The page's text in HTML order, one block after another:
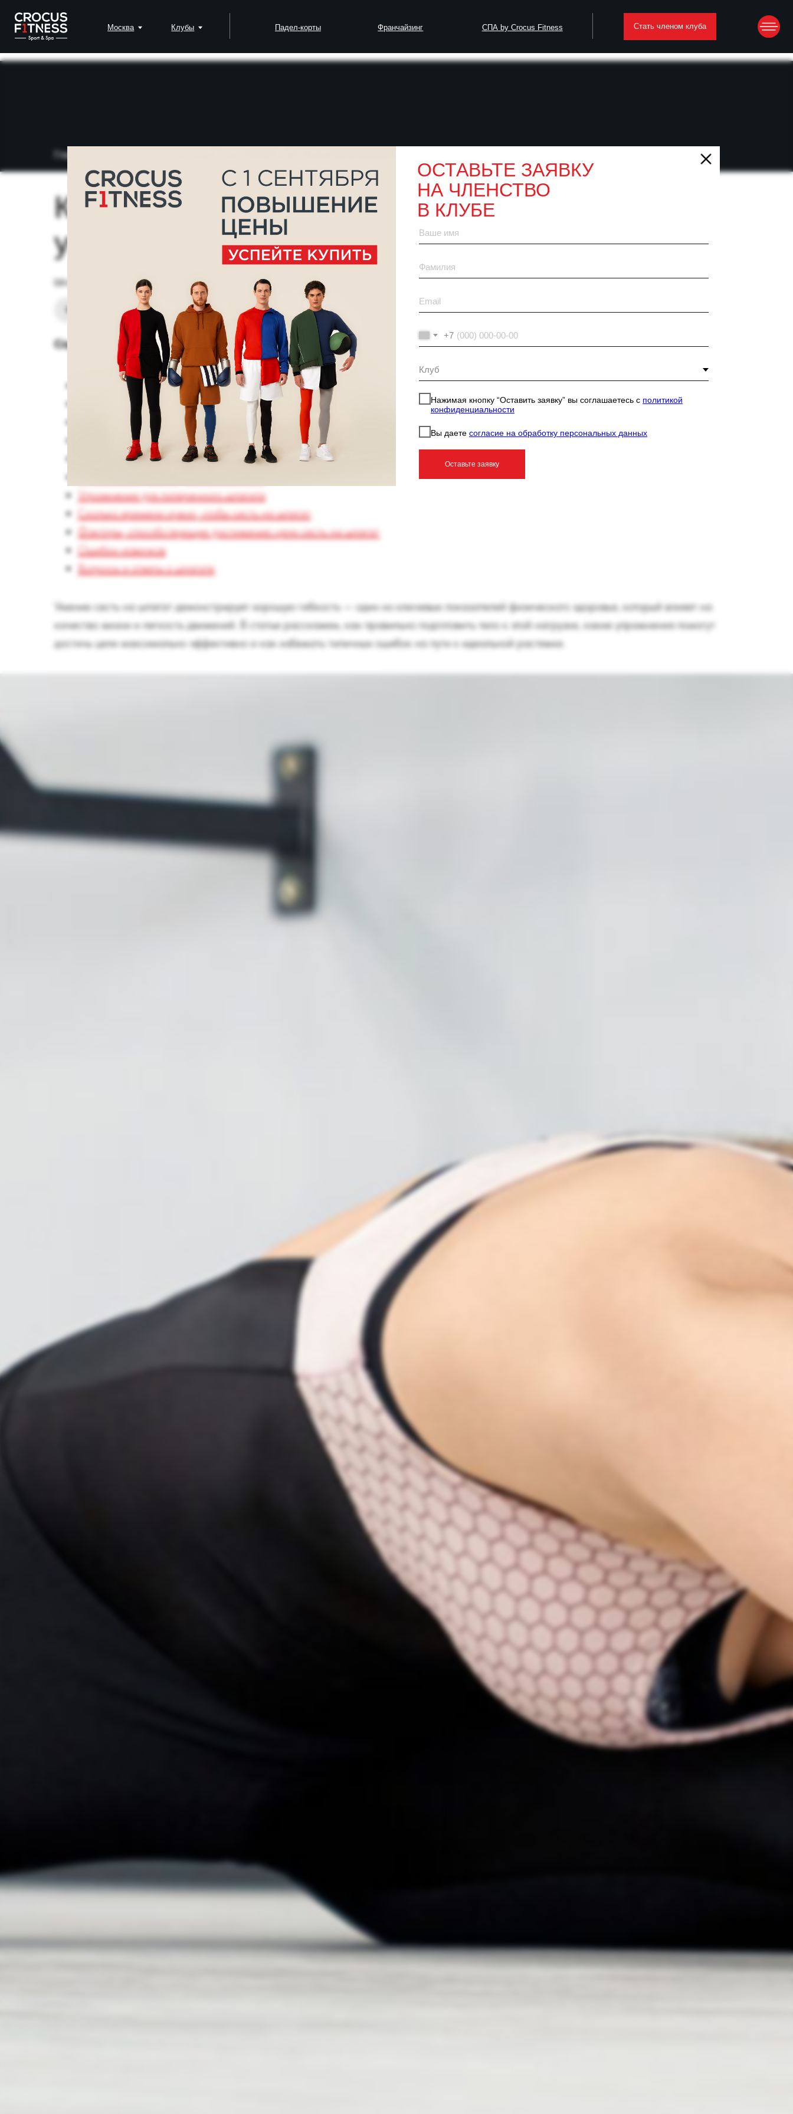
СПА by Crocus Fitness
Франчайзинг
Клубы Падел-корты
Москва
+7
Нажимая кнопку “Оставить заявку” вы соглашаетесь с политикой
конфиденциальности
Вы даете согласие на обработку персональных данных
Оставьте заявку
ОСТАВЬТЕ ЗАЯВКУ
НА ЧЛЕНСТВО
В КЛУБЕ
Главная
Как сесть на шпагат быстро: эффективные
упражнения и техника
04-04-2026
Советы
Содержание:
Что такое шпагат
Можно ли сесть на шпагат взрослому
Какие мышцы нужно растягивать
Польза и вред шпагата
Советы для безопасного шпагата
Упражнения для поперечного шпагата
Сколько времени нужно, чтобы сесть на шпагат
Факторы, способствующие достижению цели сесть на шпагат
Ошибки новичков
Вопросы и ответы о шпагате
Умение сесть на шпагат демонстрирует хорошую гибкость — один из ключевых показателей физического здоровья, который влияет на
качество жизни и легкость движений. В статье расскажем, как правильно подготовить тело к этой нагрузке, какие упражнения помогут
достичь цели максимально эффективно и как избежать типичных ошибок на пути к идеальной растяжке.